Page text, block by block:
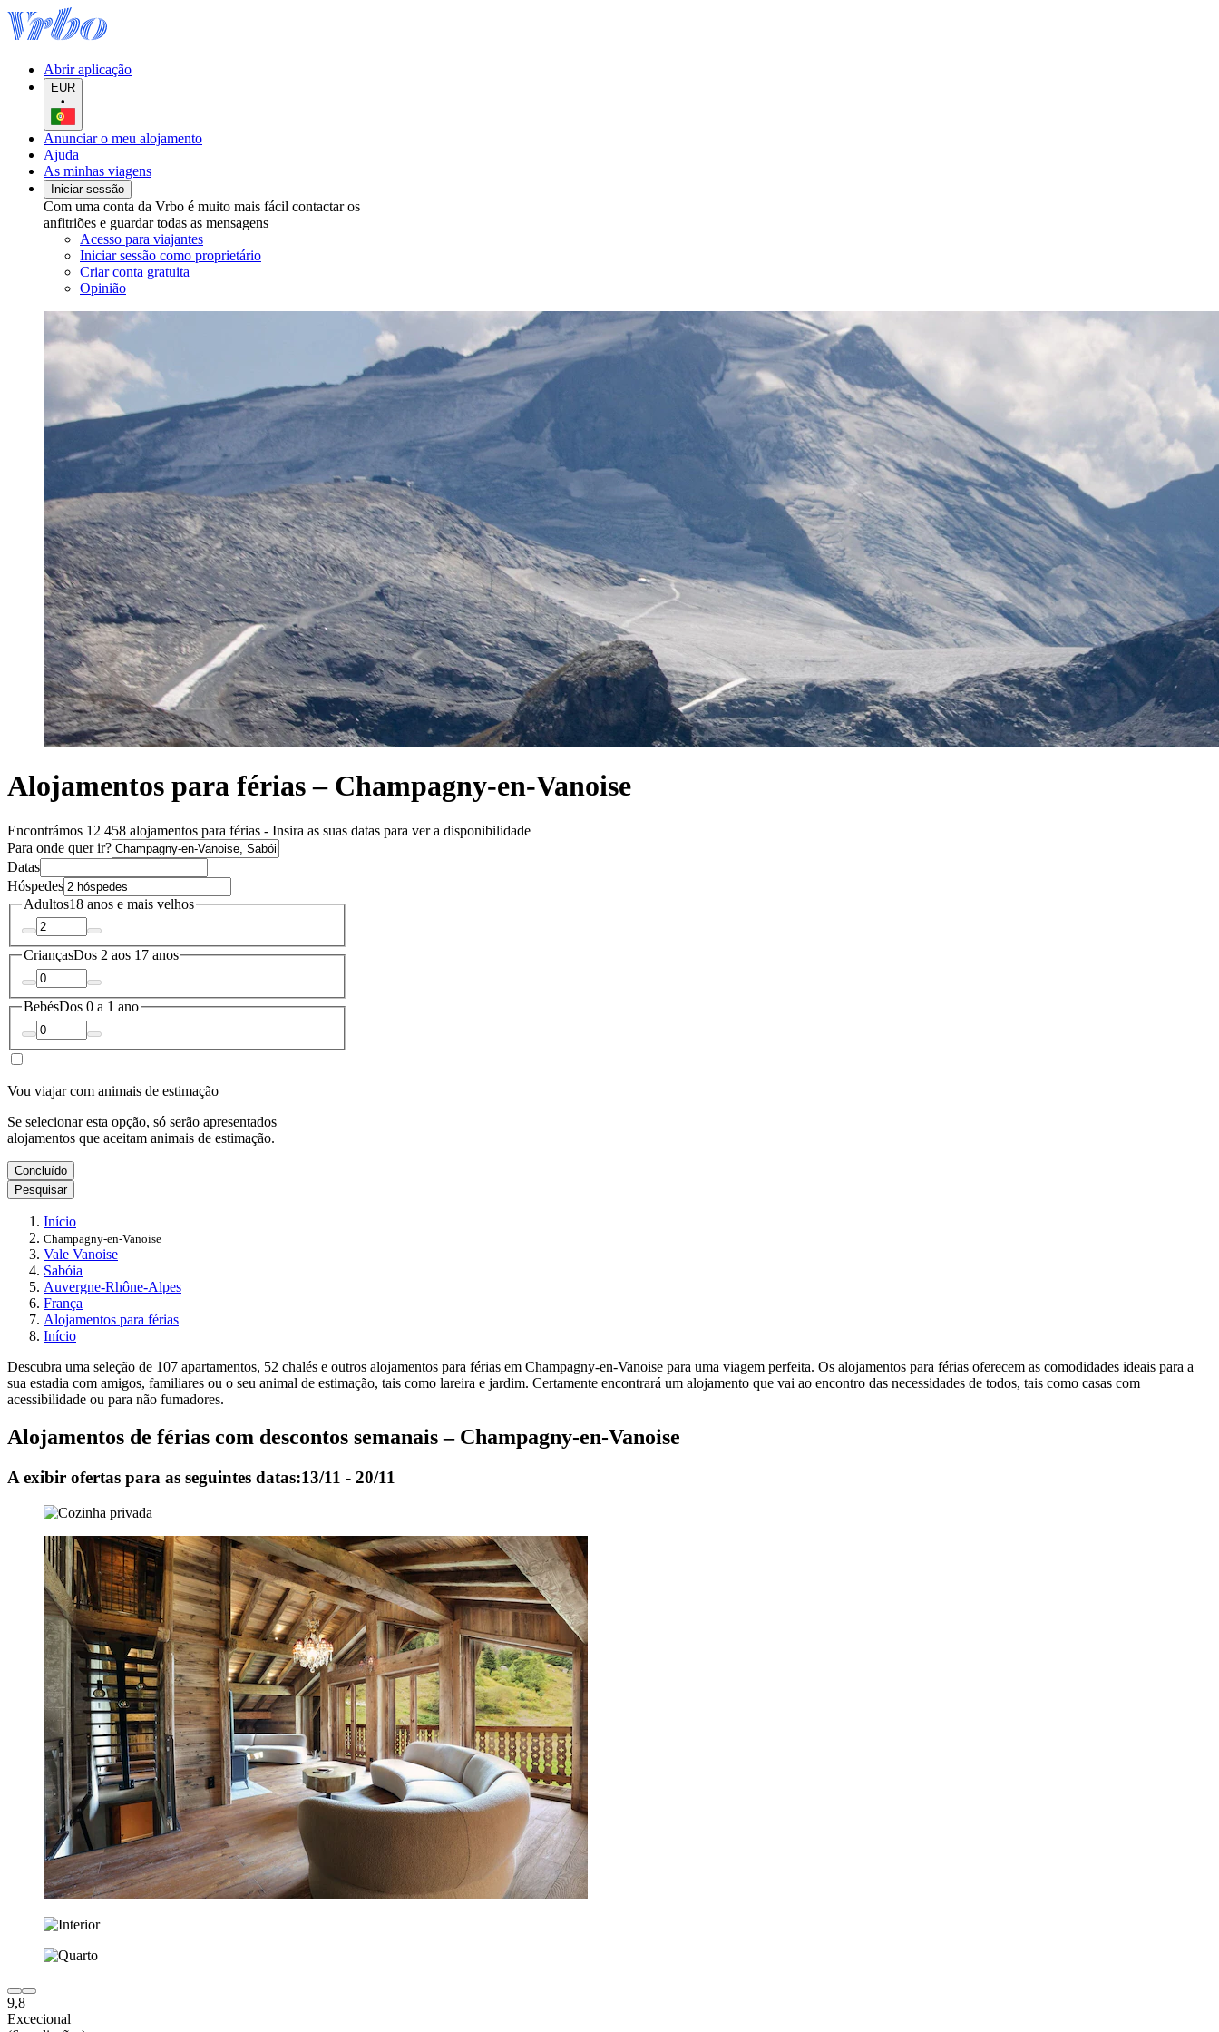
Abrir aplicação
EUR
•
Anunciar o meu alojamento
Ajuda
As minhas viagens
Iniciar sessão
Com uma conta da Vrbo é muito mais fácil contactar os
anfitriões e guardar todas as mensagens
Acesso para viajantes
Iniciar sessão como proprietário
Criar conta gratuita
Opinião
Alojamentos para férias – Champagny-en-Vanoise
Encontrámos 12 458 alojamentos para férias - Insira as suas datas para ver a disponibilidade
Para onde quer ir?
Datas
Hóspedes
Adultos18 anos e mais velhos
CriançasDos 2 aos 17 anos
BebésDos 0 a 1 ano
Vou viajar com animais de estimação
Se selecionar esta opção, só serão apresentados
alojamentos que aceitam animais de estimação.
Concluído
Pesquisar
Início
Champagny-en-Vanoise
Vale Vanoise
Sabóia
Auvergne-Rhône-Alpes
França
Alojamentos para férias
Início
Descubra uma seleção de 107 apartamentos, 52 chalés e outros alojamentos para férias em Champagny-en-Vanoise para uma viagem perfeita. Os alojamentos para férias oferecem as comodidades ideais para a
sua estadia com amigos, familiares ou o seu animal de estimação, tais como lareira e jardim. Certamente encontrará um alojamento que vai ao encontro das necessidades de todos, tais como casas com
acessibilidade ou para não fumadores.
Alojamentos de férias com descontos semanais – Champagny-en-Vanoise
A exibir ofertas para as seguintes datas:13/11 - 20/11
9,8
Excecional